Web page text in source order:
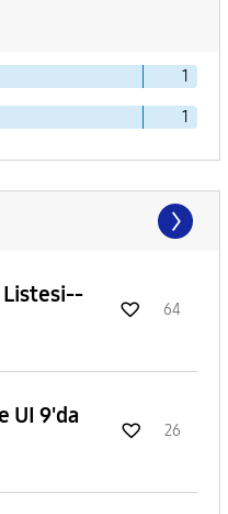
1
1
Listesi--
64
UI 9'da
26